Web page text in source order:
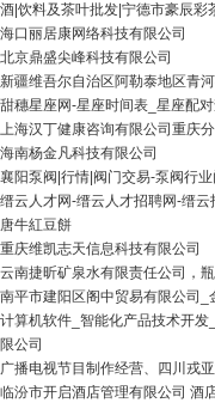
酒|饮料及茶叶批发|宁德市豪辰彩
海口丽居康网络科技有限公司
北京鼎盛尖峰科技有限公司
新疆维吾尔自治区阿勒泰地区青
甜穗星座网-星座时间表_星座配
上海汉丁健康咨询有限公司重庆分
海南杨金凡科技有限公司
襄阳泵阀|行情|阀门交易-泵阀行
缙云人才网-缙云人才招聘网-缙云
唐牛紅豆餅
重庆维凯志天信息科技有限公司
云南捷昕矿泉水有限责任公司，
南平市建阳区阁中贸易有限公司
计算机软件_智能化产品技术开
限公司
广播电视节目制作经营、四川戎
临汾市开启酒店管理有限公司 酒